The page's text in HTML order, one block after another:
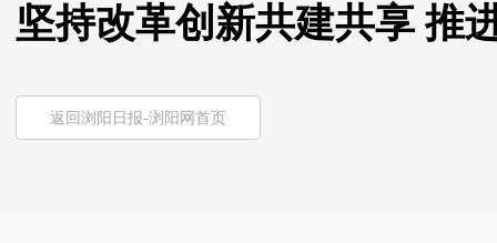
坚持改革创新共建共享 推
返回浏阳日报-浏阳网首页